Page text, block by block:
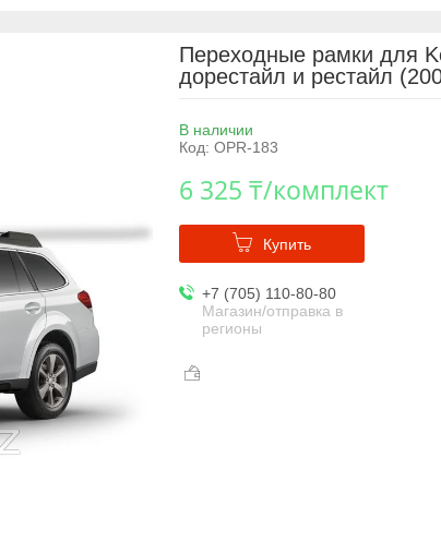
Переходные рамки для
дорестайл и рестайл
В наличии
Код: OPR-183
6 325 ₸/комплект
Купить
+7 (705) 110-80-80
Магазин/отправка в
регионы